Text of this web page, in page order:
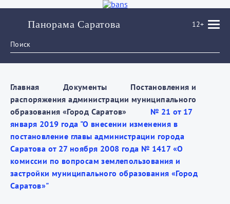
Панорама Саратова 12+
Главная Документы
Постановления и
распоряжения администрации муниципального
образования «Город Саратов»
№ 21 от 17
января 2019 года "О внесении изменения в
постановление главы администрации города
Саратова от 27 ноября 2008 года № 1417 «О
комиссии по вопросам землепользования и
застройки муниципального образования «Город
Саратов»"